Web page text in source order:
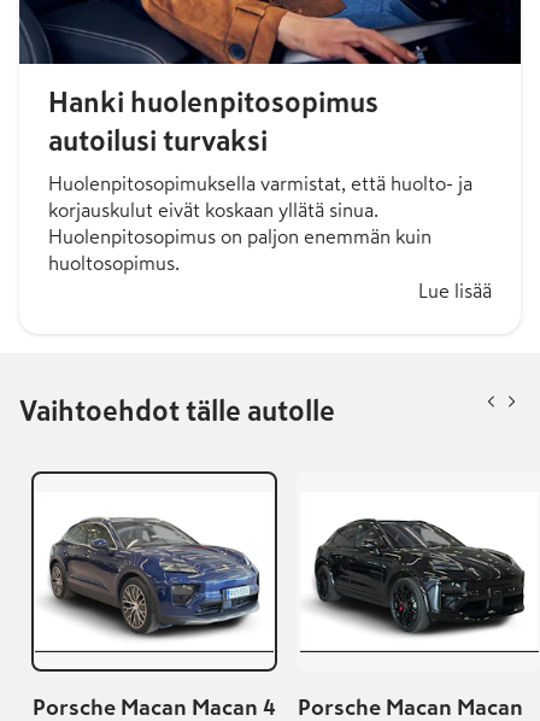
Hanki huolenpitosopimus
autoilusi turvaksi
Huolenpitosopimuksella varmistat, että huolto- ja
korjauskulut eivät koskaan yllätä sinua.
Huolenpitosopimus on paljon enemmän kuin
huoltosopimus.
Lue lisää
Vaihtoehdot tälle autolle
Porsche Macan Macan 4
Porsche Macan Macan